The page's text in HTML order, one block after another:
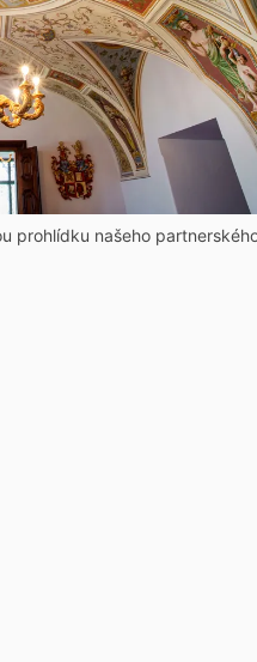
prohlídku našeho